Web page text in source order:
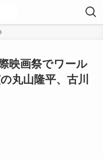
映画祭でワール
丸山隆平、古川